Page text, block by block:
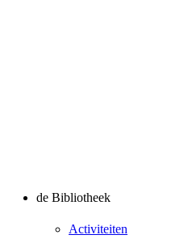
de Bibliotheek
Activiteiten